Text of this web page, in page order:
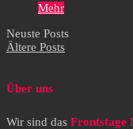
Mehr
Neuste Posts
Ältere Posts
Über uns
Wir sind das Frontstage